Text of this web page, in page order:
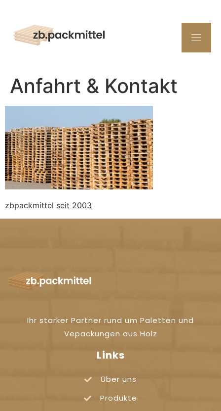
Anfahrt & Kontakt
zbpackmittel seit 2003
Ihr starker Partner rund um Paletten und
Vepackungen aus Holz
Links
Über uns
Produkte